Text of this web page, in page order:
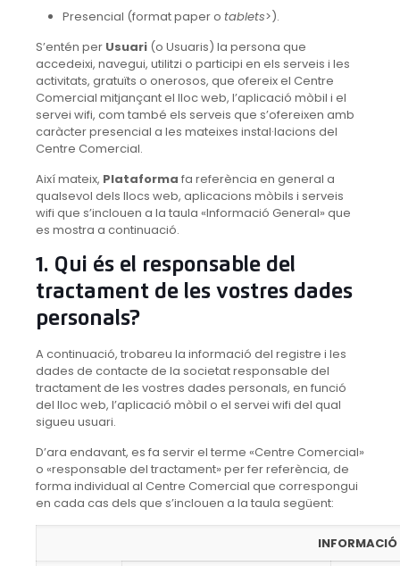
Presencial (format paper o tablets>).
S’entén per Usuari (o Usuaris) la persona que
accedeixi, navegui, utilitzi o participi en els serveis i les
activitats, gratuïts o onerosos, que ofereix el Centre
Comercial mitjançant el lloc web, l’aplicació mòbil i el
servei wifi, com també els serveis que s’ofereixen amb
caràcter presencial a les mateixes instal·lacions del
Centre Comercial.
Així mateix, Plataforma fa referència en general a
qualsevol dels llocs web, aplicacions mòbils i serveis
wifi que s’inclouen a la taula «Informació General» que
es mostra a continuació.
1. Qui és el responsable del
tractament de les vostres dades
personals?
A continuació, trobareu la informació del registre i les
dades de contacte de la societat responsable del
tractament de les vostres dades personals, en funció
del lloc web, l’aplicació mòbil o el servei wifi del qual
sigueu usuari.
D’ara endavant, es fa servir el terme «Centre Comercial»
o «responsable del tractament» per fer referència, de
forma individual al Centre Comercial que correspongui
en cada cas dels que s’inclouen a la taula següent:
INFORMACIÓ